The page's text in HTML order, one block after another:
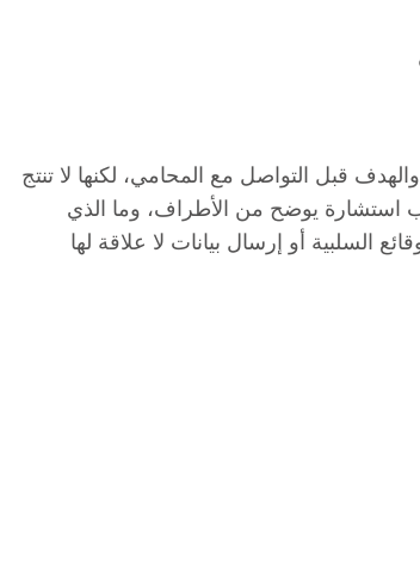
قبل التواصل مع المحامي، لكنها لا تنتج
استشارة يوضح من الأطراف، وما الذي
السلبية أو إرسال بيانات لا علاقة لها